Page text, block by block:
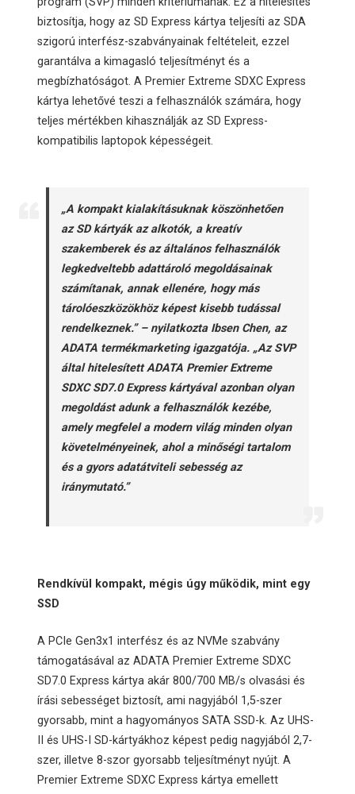
biztosítja, hogy az SD Express kártya teljesíti az SDA
szigorú interfész-szabványainak feltételeit, ezzel
garantálva a kimagasló teljesítményt és a
megbízhatóságot. A Premier Extreme SDXC Express
kártya lehetővé teszi a felhasználók számára, hogy
teljes mértékben kihasználják az SD Express-
kompatibilis laptopok képességeit.
„A kompakt kialakításuknak köszönhetően
az SD kártyák az alkotók, a kreatív
szakemberek és az általános felhasználók
legkedveltebb adattároló megoldásainak
számítanak, annak ellenére, hogy más
tárolóeszközökhöz képest kisebb tudással
rendelkeznek.” – nyilatkozta Ibsen Chen, az
ADATA termékmarketing igazgatója. „Az SVP
által hitelesített ADATA Premier Extreme
SDXC SD7.0 Express kártyával azonban olyan
megoldást adunk a felhasználók kezébe,
amely megfelel a modern világ minden olyan
követelményeinek, ahol a minőségi tartalom
és a gyors adatátviteli sebesség az
iránymutató.”
Rendkívül kompakt, mégis úgy működik, mint egy
SSD
A PCIe Gen3x1 interfész és az NVMe szabvány
támogatásával az ADATA Premier Extreme SDXC
SD7.0 Express kártya akár 800/700 MB/s olvasási és
írási sebességet biztosít, ami nagyjából 1,5-szer
gyorsabb, mint a hagyományos SATA SSD-k. Az UHS-
II és UHS-I SD-kártyákhoz képest pedig nagyjából 2,7-
szer, illetve 8-szor gyorsabb teljesítményt nyújt. A
Premier Extreme SDXC Express kártya emellett